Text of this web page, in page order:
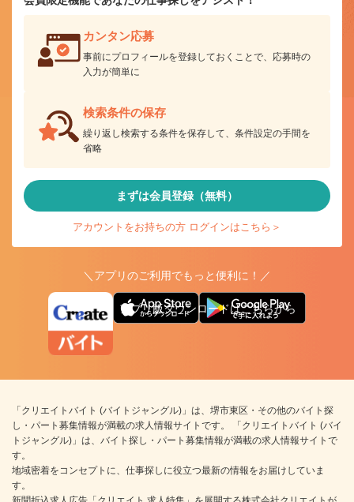
カンタン応募
事前にプロフィールを登録しておくことで、応募時の
入力が簡単に
検索条件の保存
繰り返し検索する条件を保存して、条件設定の手間を
省略
まずは会員登録（無料）
アカウントをお持ちの方 ログインはこちら＞
＼アプリのご利用でもっと便利に！／
アプリ版ダウンロードはこちらから
「クリエイトバイト (バイトジャングル)」は、堺市東区・その他のバイト探
し・パート募集情報が満載の求人情報サイトです。 「クリエイトバイト (バイ
トジャングル)」は、バイト探し・パート募集情報が満載の求人情報サイトで
す。
地域密着をコンセプトに、仕事探しに役立つ最新の情報をお届けしていま
す。